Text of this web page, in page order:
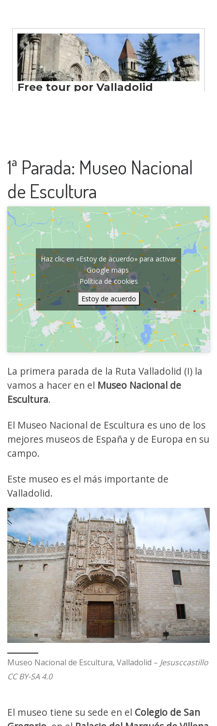
1ª Parada: Museo Nacional
de Escultura
Haz clic en «Estoy de acuerdo» para activar
Google maps
Política de cookies
Estoy de acuerdo
La primera parada de la Ruta Valladolid (I) la
vamos a hacer en el Museo Nacional de
Escultura.
El Museo Nacional de Escultura es uno de los
mejores museos de España y de Europa en su
campo.
Este museo es el más importante de
Valladolid.
Museo Nacional de Escultura, Valladolid – Jesusccastillo
CC BY-SA 4.0
El museo tiene su sede en el Colegio de San